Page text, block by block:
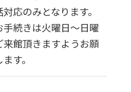
応のみとなります。
手続きは火曜日～日曜
来館頂きますようお願
す。